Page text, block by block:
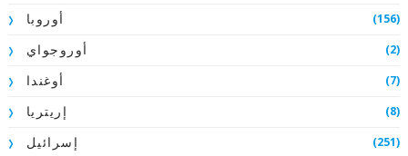
أوروبا (156)
أوروجواي (2)
أوغندا (7)
إريتريا (8)
إسرائيل (251)